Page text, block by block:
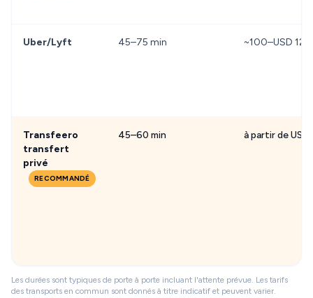
Uber/Lyft 45–75 min ~100–USD
Transfeero
transfert
privé
RECOMMANDÉ
45–60 min à partir de USD
Les durées sont typiques de porte à porte incluant l'attente prévue. Les tarifs
des transports en commun sont donnés à titre indicatif et peuvent varier.